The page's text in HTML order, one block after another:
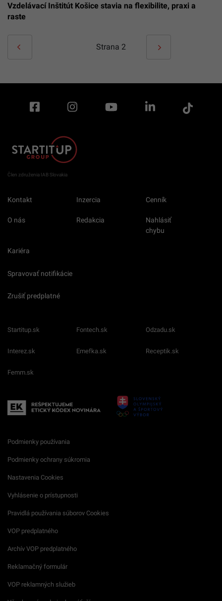
Vzdelávací Inštitút Košice stavia na flexibilite, praxi a
raste
Strana 2
Člen združenia IAB Slovakia
Kontakt Inzercia Cenník
O nás Redakcia
Nahlásiť
chybu
Kariéra
Spravovať notifikácie
Zrušiť predplatné
Startitup.sk Fontech.sk Odzadu.sk
Interez.sk Emefka.sk Receptik.sk
Femm.sk
Podmienky používania
Podmienky ochrany súkromia
Nastavenia Cookies
Vyhlásenie o prístupnosti
Pravidlá používania súborov Cookies
VOP predplatného
Archív VOP predplatného
Reklamačný formulár
VOP reklamných služieb